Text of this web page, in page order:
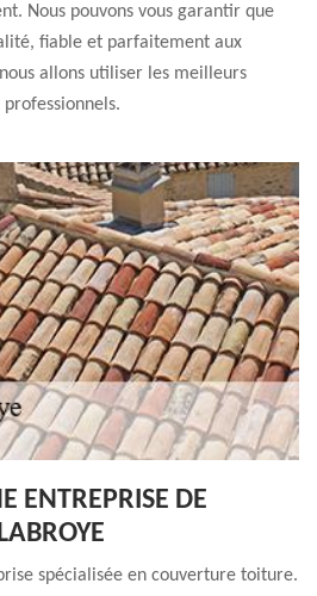
Nous pouvons vous garantir que
fiable et parfaitement aux
allons utiliser les meilleurs
ENTREPRISE DE
spécialisée en couverture toiture.